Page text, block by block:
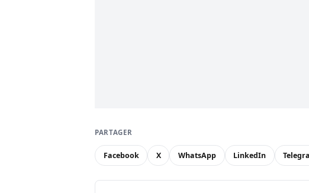
PARTAGER
Facebook X WhatsApp LinkedIn